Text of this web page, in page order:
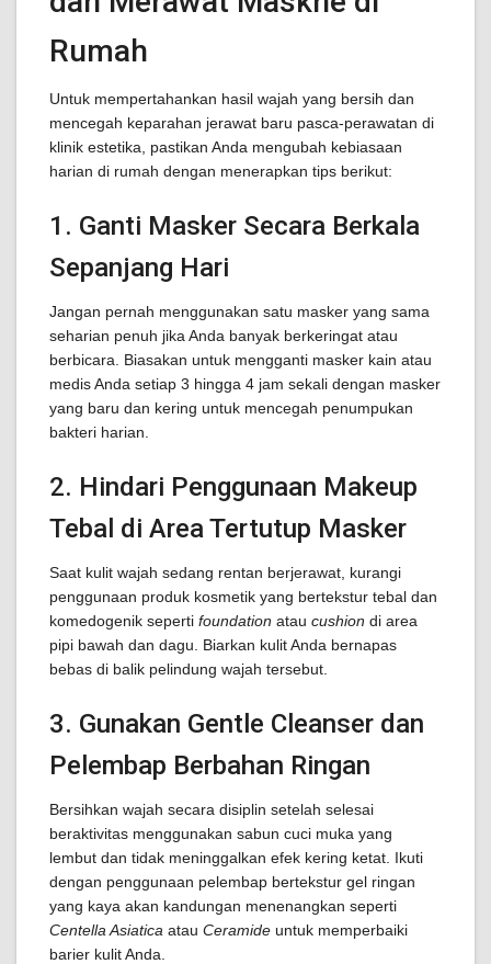
Rumah
Untuk mempertahankan hasil wajah yang bersih dan
mencegah keparahan jerawat baru pasca-perawatan di
klinik estetika, pastikan Anda mengubah kebiasaan
harian di rumah dengan menerapkan tips berikut:
1. Ganti Masker Secara Berkala
Sepanjang Hari
Jangan pernah menggunakan satu masker yang sama
seharian penuh jika Anda banyak berkeringat atau
berbicara. Biasakan untuk mengganti masker kain atau
medis Anda setiap 3 hingga 4 jam sekali dengan masker
yang baru dan kering untuk mencegah penumpukan
bakteri harian.
2. Hindari Penggunaan Makeup
Tebal di Area Tertutup Masker
Saat kulit wajah sedang rentan berjerawat, kurangi
penggunaan produk kosmetik yang bertekstur tebal dan
komedogenik seperti foundation atau cushion di area
pipi bawah dan dagu. Biarkan kulit Anda bernapas
bebas di balik pelindung wajah tersebut.
3. Gunakan Gentle Cleanser dan
Pelembap Berbahan Ringan
Bersihkan wajah secara disiplin setelah selesai
beraktivitas menggunakan sabun cuci muka yang
lembut dan tidak meninggalkan efek kering ketat. Ikuti
dengan penggunaan pelembap bertekstur gel ringan
yang kaya akan kandungan menenangkan seperti
Centella Asiatica atau Ceramide untuk memperbaiki
barier kulit Anda.